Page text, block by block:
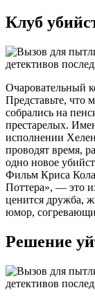
Клуб
Очаровательный
Представьте,
собрались на
престарелых.
исполнении
проводят время,
одно новое
Фильм Криса
Поттера», — это
ценится дружба,
юмор,
Решение